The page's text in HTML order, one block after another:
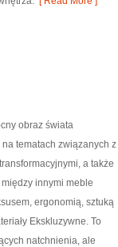
obraz świata
tematach związanych z
a także
innymi meble
ergonomią, sztuką
Ekskluzywne. To
natchnienia, ale